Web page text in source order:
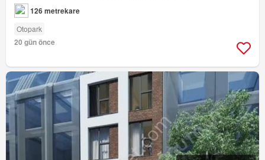
126 metrekare
Otopark
20 gün önce